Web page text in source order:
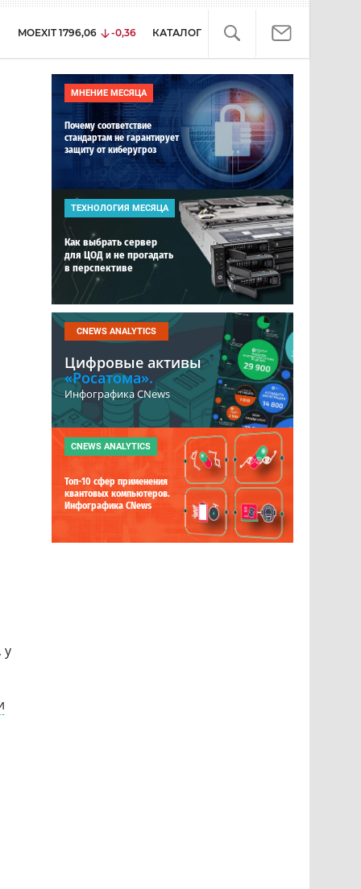
MOEXIT 1796,06 -0,36 КАТАЛОГ
у
МНЕНИЕ МЕСЯЦА
Почему соответствие
стандартам не гарантирует
защиту от киберугроз
ТЕХНОЛОГИЯ МЕСЯЦА
Как выбрать сервер
для ЦОД и не прогадать
в перспективе
CNEWS ANALYTICS
Цифровые активы
«Росатома».
Инфографика CNews
CNEWS ANALYTICS
Топ-10 сфер применения
квантовых компьютеров.
Инфографика CNews